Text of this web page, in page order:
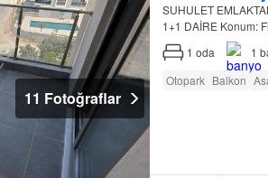
11 Fotoğraflar
SUHULET
1+1 DAİRE Konum:
konumda yer
1 oda 1
Otopark Balkon